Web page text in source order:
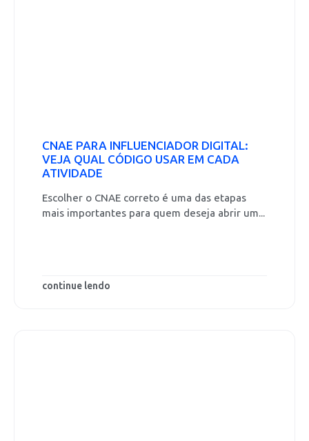
CNAE PARA INFLUENCIADOR DIGITAL:
VEJA QUAL CÓDIGO USAR EM CADA
ATIVIDADE
Escolher o CNAE correto é uma das etapas
mais importantes para quem deseja abrir um...
continue lendo